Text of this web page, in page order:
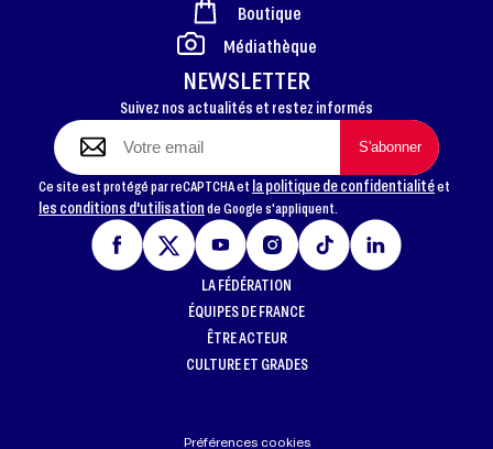
FOOTER
NEWSLETTER
Suivez nos actualités et restez informés
Ce site est protégé par reCAPTCHA et la politique de confidentialitéet
les conditions d'utilisationde Google s'appliquent.
Boutique
Médiathèque
LA FÉDÉRATION
ÉQUIPES DE FRANCE
ÊTRE ACTEUR
CULTURE ET GRADES
Préférences cookies